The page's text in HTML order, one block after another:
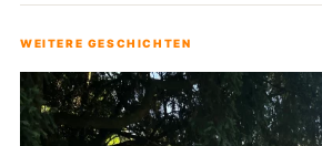
WEITERE GESCHICHTEN